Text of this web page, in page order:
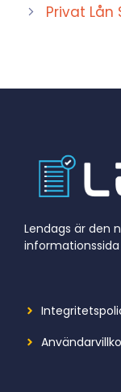
Privat Lån
Lendags är den
informationssida